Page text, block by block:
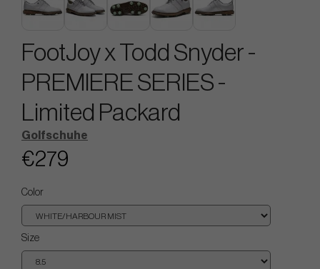
FootJoy x Todd Snyder -
PREMIERE SERIES -
Limited Packard
Golfschuhe
€279
Color
Size